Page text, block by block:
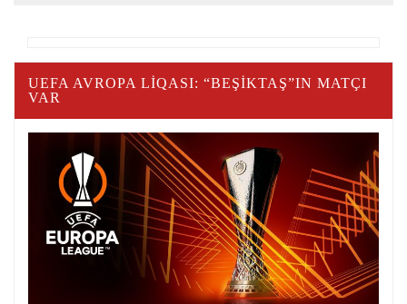
UEFA AVROPA LIQASI: “BEŞIKTAŞ”IN MATÇI
VAR